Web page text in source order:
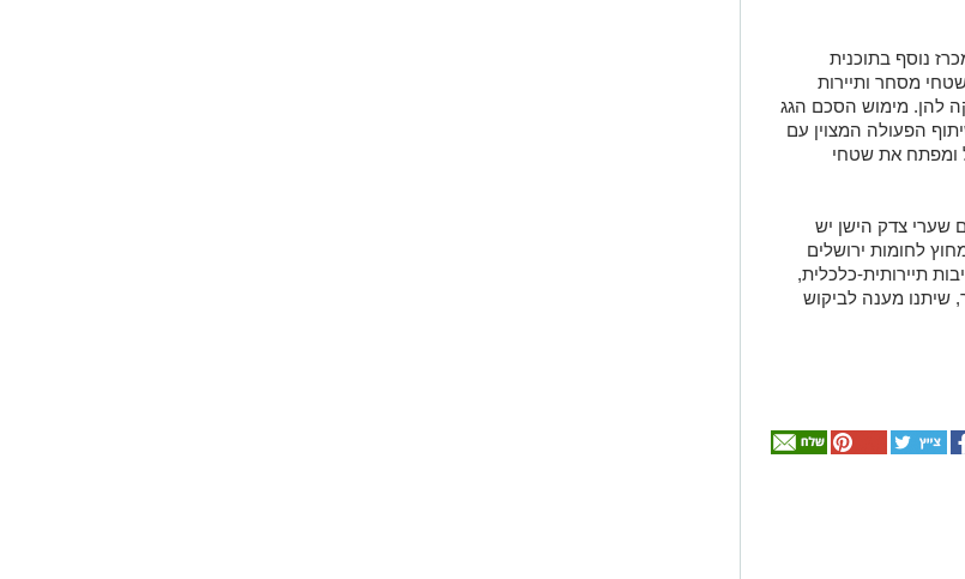
נוסף בתוכנית
מסחר ותיירות
להן. מימוש הסכם הגג
הפעולה המצוין עם
ומפתח את שטחי
שערי צדק הישן יש
לחומות ירושלים
תיירותית-כלכלית,
מסחר, שיתנו מענה לביקוש